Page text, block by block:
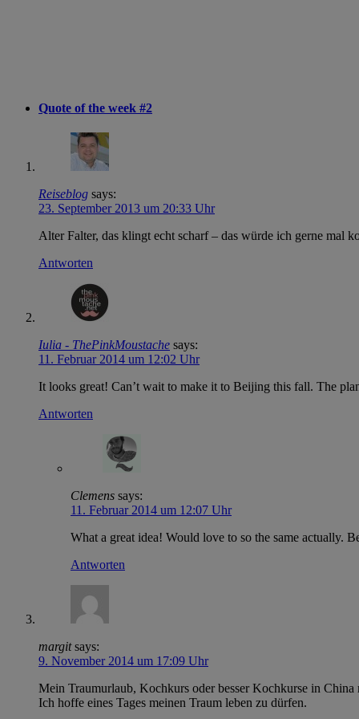
Quote of the week #2
Reiseblog says:
23. September 2013 um 20:33 Uhr
Alter Falter, das klingt echt scharf – das würde ich gerne mal
Antworten
Iulia - ThePinkMoustache says:
11. Februar 2014 um 12:02 Uhr
It looks great! Can’t wait to make it to Beijing this fall. The
Antworten
Clemens says:
11. Februar 2014 um 12:07 Uhr
What a great idea! Would love to so the same actually.
Antworten
margit says:
9. November 2014 um 17:09 Uhr
Mein Traumurlaub, Kochkurs oder besser Kochkurse in
Ich hoffe eines Tages meinen Traum leben zu dürfen.